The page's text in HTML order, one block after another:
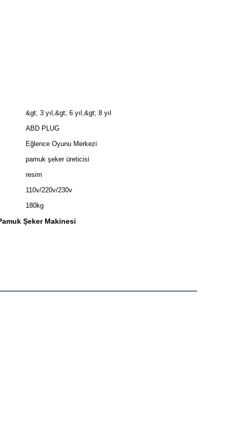
&gt; 3 yıl,&gt; 6 yıl,&gt; 8 yıl
ABD PLUG
Eğlence Oyunu Merkezi
pamuk şeker üreticisi
resim
110v/220v/230v
180kg
Şeker Makinesi